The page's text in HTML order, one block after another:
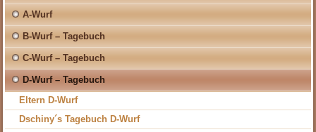
A-Wurf
B-Wurf – Tagebuch
C-Wurf – Tagebuch
D-Wurf – Tagebuch
Eltern D-Wurf
Dschiny´s Tagebuch D-Wurf